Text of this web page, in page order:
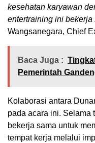
kesehatan karyawan
entertraining ini bekerja
Wangsanegara, Chief
Baca Juga :
Pemerintah
Kolaborasi antara
pada acara ini. Selama
bekerja sama untuk
tempat kerja melalui